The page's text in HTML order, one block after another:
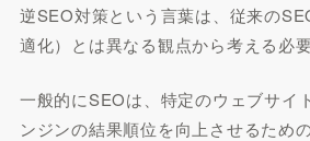
逆SEO対策という言葉は、従来の
適化）とは異なる観点から考える必
一般的にSEOは、特定のウェブサイ
ンジンの結果順位を向上させるため